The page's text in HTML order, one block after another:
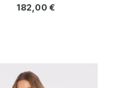
182,00 €